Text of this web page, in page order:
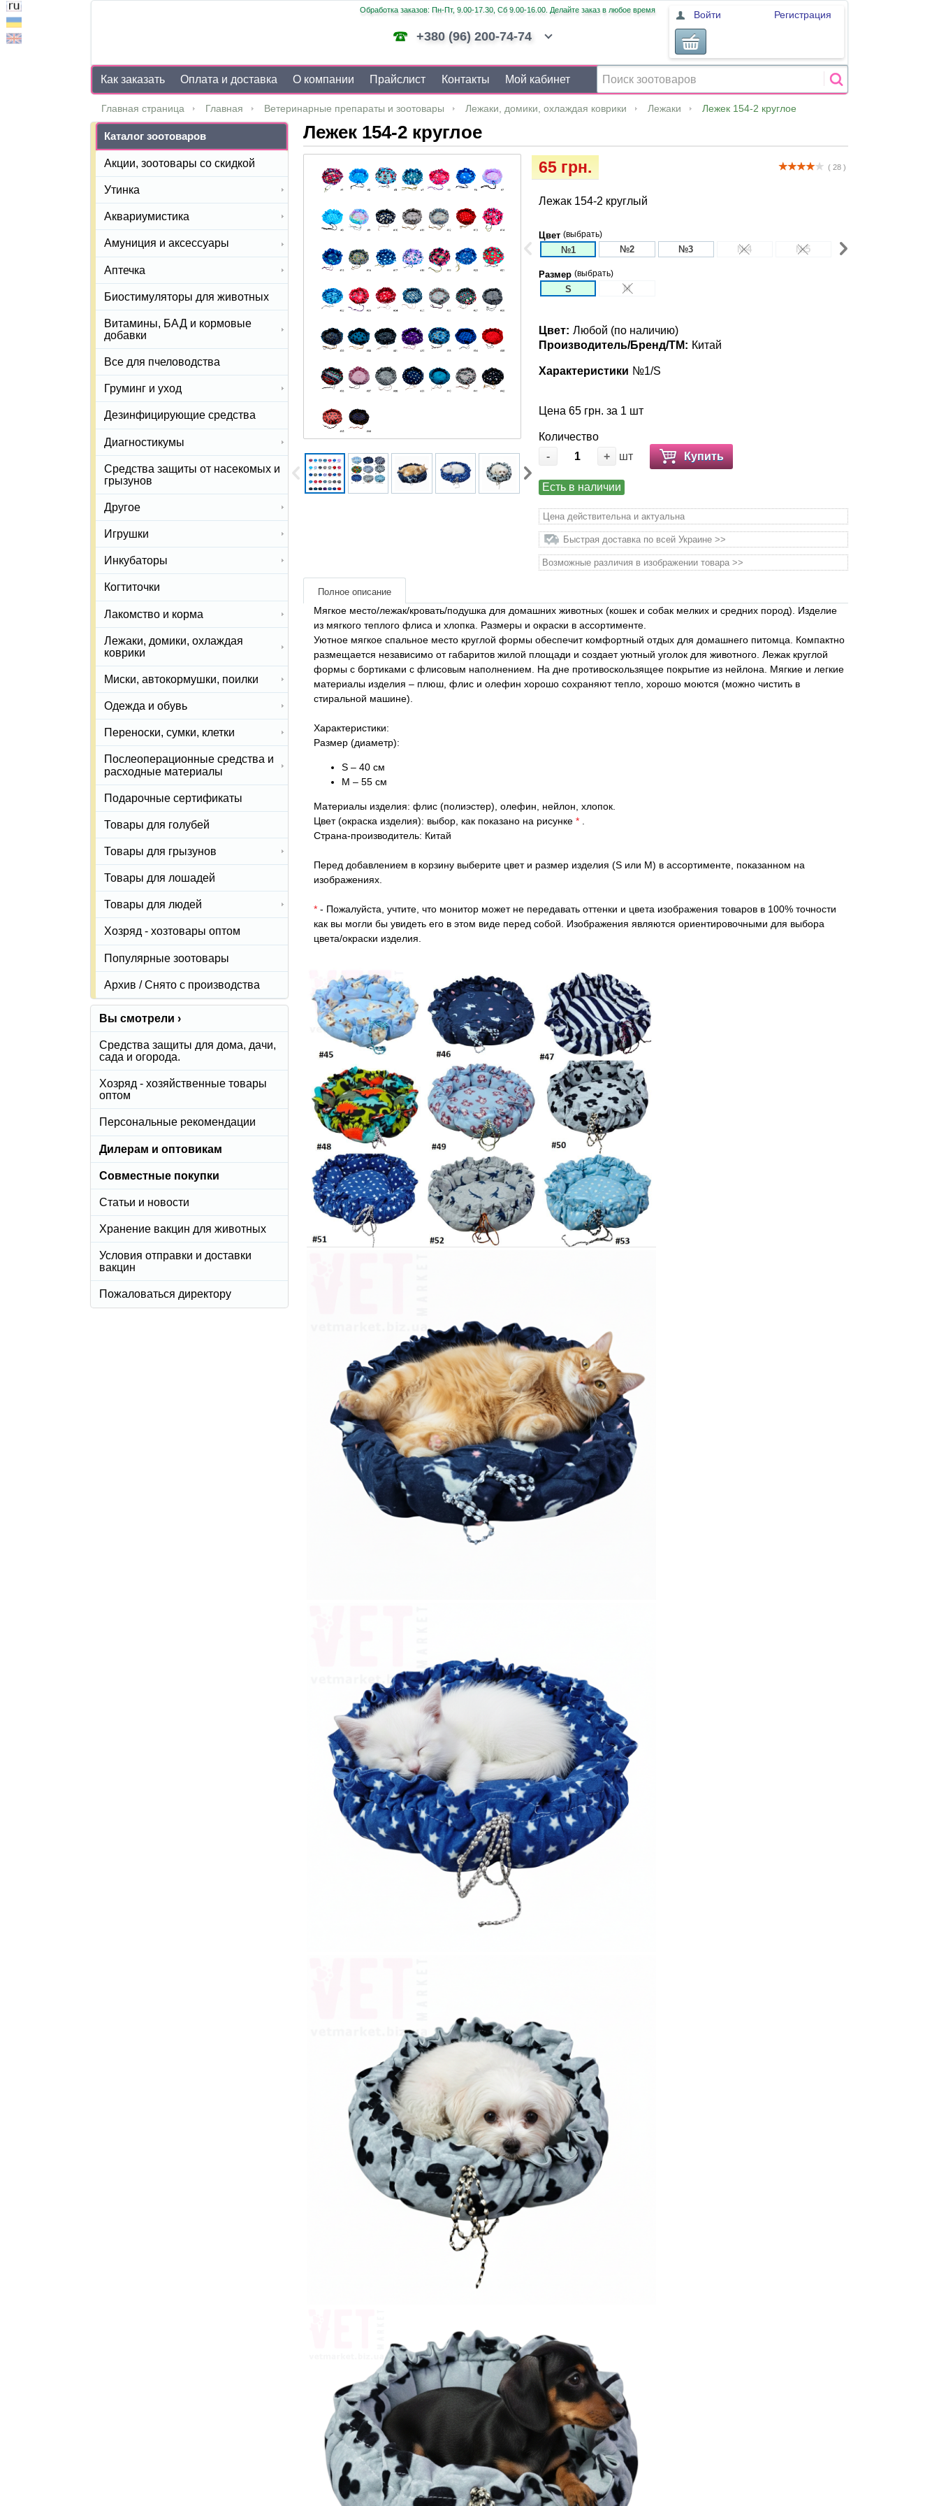
Обработка заказов: Пн-Пт, 9.00-17.30, Сб 9.00-16.00. Делайте заказ в любое время
+380 (96) 200-74-74
Войти Регистрация
Как заказать Оплата и доставка О компании Прайслист Контакты Мой кабинет
Главная страница Главная Ветеринарные препараты и зоотовары Лежаки, домики, охлаждая коврики Лежаки Лежек 154-2 круглое
Лежек 154-2 круглое
( 28 )
65 грн.
Лежак 154-2 круглый
Цвет(выбрать)
№1 №2 №3 №4 №5
Размер(выбрать)
S M
Цвет: Любой (по наличию)
Производитель/Бренд/ТМ: Китай
Характеристики №1/S
Цена 65 грн. за 1 шт
Количество
-
+ шт Купить
Есть в наличии
Цена действительна и актуальна
Быстрая доставка по всей Украине >>
Возможные различия в изображении товара >>
Полное описание
Мягкое место/лежак/кровать/подушка для домашних животных (кошек и собак мелких и средних пород). Изделие
из мягкого теплого флиса и хлопка. Размеры и окраски в ассортименте.
Уютное мягкое спальное место круглой формы обеспечит комфортный отдых для домашнего питомца. Компактно
размещается независимо от габаритов жилой площади и создает уютный уголок для животного. Лежак круглой
формы с бортиками с флисовым наполнением. На дне противоскользящее покрытие из нейлона. Мягкие и легкие
материалы изделия – плюш, флис и олефин хорошо сохраняют тепло, хорошо моются (можно чистить в
стиральной машине).
Характеристики:
Размер (диаметр):
S – 40 см
M – 55 см
Материалы изделия: флис (полиэстер), олефин, нейлон, хлопок.
Цвет (окраска изделия): выбор, как показано на рисунке *.
Страна-производитель: Китай
Перед добавлением в корзину выберите цвет и размер изделия (S или M) в ассортименте, показанном на
изображениях.
*- Пожалуйста, учтите, что монитор может не передавать оттенки и цвета изображения товаров в 100% точности
как вы могли бы увидеть его в этом виде перед собой. Изображения являются ориентировочными для выбора
цвета/окраски изделия.
Каталог зоотоваров
Акции, зоотовары со скидкой
Утинка
Аквариумистика
Амуниция и аксессуары
Аптечка
Биостимуляторы для животных
Витамины, БАД и кормовые
добавки
Все для пчеловодства
Груминг и уход
Дезинфицирующие средства
Диагностикумы
Средства защиты от насекомых и
грызунов
Другое
Игрушки
Инкубаторы
Когтиточки
Лакомство и корма
Лежаки, домики, охлаждая
коврики
Миски, автокормушки, поилки
Одежда и обувь
Переноски, сумки, клетки
Послеоперационные средства и
расходные материалы
Подарочные сертификаты
Товары для голубей
Товары для грызунов
Товары для лошадей
Товары для людей
Хозряд - хозтовары оптом
Популярные зоотовары
Архив / Снято с производства
Вы смотрели ›
Средства защиты для дома, дачи,
сада и огорода.
Хозряд - хозяйственные товары
оптом
Персональные рекомендации
Дилерам и оптовикам
Совместные покупки
Статьи и новости
Хранение вакцин для животных
Условия отправки и доставки
вакцин
Пожаловаться директору